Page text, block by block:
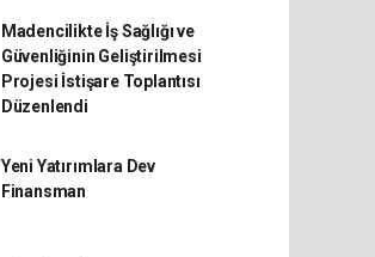
Madencilikte İş Sağlığı ve
Güvenliğinin Geliştirilmesi
Projesi İstişare Toplantısı
Düzenlendi
Yeni Yatırımlara Dev
Finansman